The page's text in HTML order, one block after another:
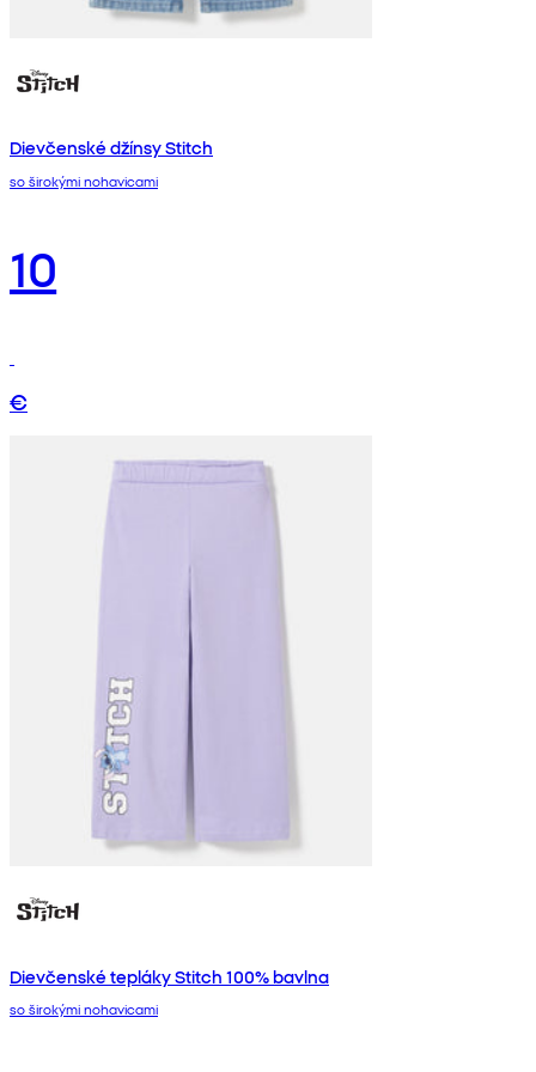
Dievčenské džínsy Stitch
so širokými nohavicami
10
€
Dievčenské tepláky Stitch 100% bavlna
so širokými nohavicami